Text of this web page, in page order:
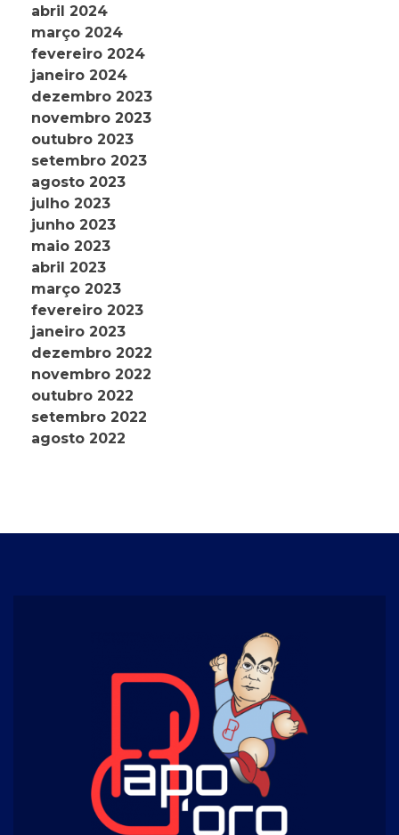
abril 2024
março 2024
fevereiro 2024
janeiro 2024
dezembro 2023
novembro 2023
outubro 2023
setembro 2023
agosto 2023
julho 2023
junho 2023
maio 2023
abril 2023
março 2023
fevereiro 2023
janeiro 2023
dezembro 2022
novembro 2022
outubro 2022
setembro 2022
agosto 2022